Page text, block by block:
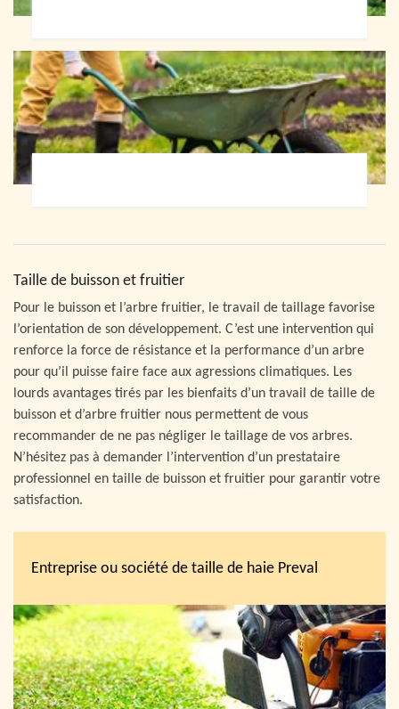
Taille de buisson et fruitier
Pour le buisson et l’arbre fruitier, le travail de taillage favorise
l’orientation de son développement. C’est une intervention qui
renforce la force de résistance et la performance d’un arbre
pour qu’il puisse faire face aux agressions climatiques. Les
lourds avantages tirés par les bienfaits d’un travail de taille de
buisson et d’arbre fruitier nous permettent de vous
recommander de ne pas négliger le taillage de vos arbres.
N’hésitez pas à demander l’intervention d’un prestataire
professionnel en taille de buisson et fruitier pour garantir votre
satisfaction.
Entreprise ou société de taille de haie Preval